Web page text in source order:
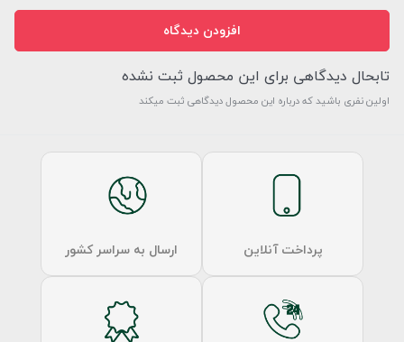
افزودن دیدگاه
تابحال دیدگاهی برای این محصول ثبت نشده
اولین نفری باشید که درباره این محصول دیدگاهی ثبت میکند
پرداخت آنلاین ارسال به سراسر کشور